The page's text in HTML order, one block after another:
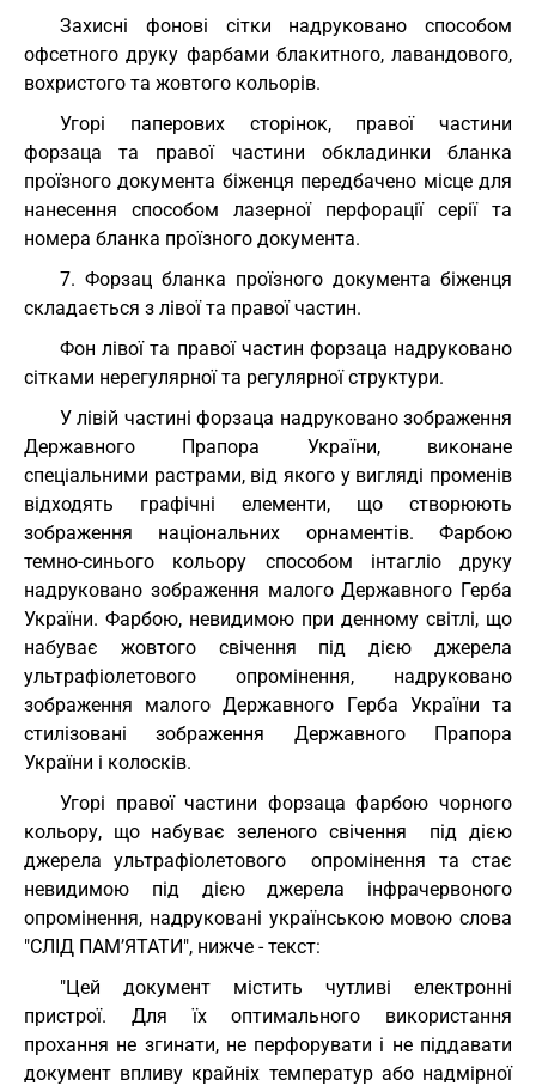
Захисні фонові сітки надруковано способом
офсетного друку фарбами блакитного, лавандового,
вохристого та жовтого кольорів.
Угорі паперових сторінок, правої частини
форзаца та правої частини обкладинки бланка
проїзного документа біженця передбачено місце для
нанесення способом лазерної перфорації серії та
номера бланка проїзного документа.
7. Форзац бланка проїзного документа біженця
складається з лівої та правої частин.
Фон лівої та правої частин форзаца надруковано
сітками нерегулярної та регулярної структури.
У лівій частині форзаца надруковано зображення
Державного Прапора України, виконане
спеціальними растрами, від якого у вигляді променів
відходять графічні елементи, що створюють
зображення національних орнаментів. Фарбою
темно-синього кольору способом інтагліо друку
надруковано зображення малого Державного Герба
України. Фарбою, невидимою при денному світлі, що
набуває жовтого свічення під дією джерела
ультрафіолетового опромінення, надруковано
зображення малого Державного Герба України та
стилізовані зображення Державного Прапора
України і колосків.
Угорі правої частини форзаца фарбою чорного
кольору, що набуває зеленого свічення під дією
джерела ультрафіолетового опромінення та стає
невидимою під дією джерела інфрачервоного
опромінення, надруковані українською мовою слова
"СЛІД ПАМ’ЯТАТИ", нижче - текст:
"Цей документ містить чутливі електронні
пристрої. Для їх оптимального використання
прохання не згинати, не перфорувати і не піддавати
документ впливу крайніх температур або надмірної